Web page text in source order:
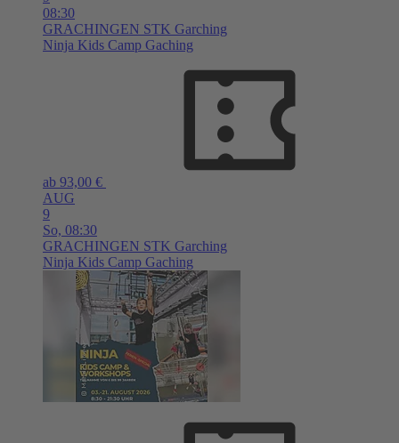
08:30
GRACHINGEN STK Garching
Ninja Kids Camp Gaching
ab 93,00 €
AUG
9
So, 08:30
GRACHINGEN STK Garching
Ninja Kids Camp Gaching